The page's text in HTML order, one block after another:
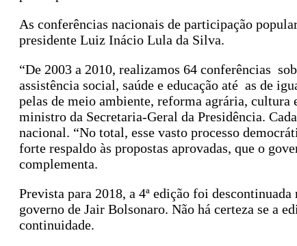
As conferências nacionais de participação
presidente Luiz Inácio Lula da Silva.
“De 2003 a 2010, realizamos 64 conferências
assistência social, saúde e educação até as de
pelas de meio ambiente, reforma agrária,
ministro da Secretaria-Geral da Presidência.
nacional. “No total, esse vasto processo
forte respaldo às propostas aprovadas, que o
complementa.
Prevista para 2018, a 4ª edição foi
governo de Jair Bolsonaro. Não há certeza se a
continuidade.